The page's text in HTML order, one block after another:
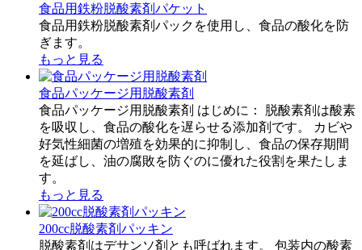
食品用鉄粉脱酸素剤パケット
食品用鉄粉脱酸素剤パックを使用し、食品の酸化を防
ぎます。
もっと見る
食品パッケージ用脱酸素剤
食品パッケージ用脱酸素剤 はじめに： 脱酸素剤は酸素
を吸収し、食品の酸化を遅らせる添加剤です。 カビや
好気性細菌の増殖を効果的に抑制し、食品の保存期間
を延ばし、油の腐敗を防ぐのに優れた役割を果たしま
す。
もっと見る
200cc脱酸素剤パッキン
脱酸素剤はデサンソ剤とも呼ばれます。 包装内の酸素